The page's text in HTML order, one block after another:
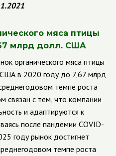
мяса птицы
млрд долл. США
органического мяса птицы
в 2020 году до 7,67 млрд
темпе роста
связан с тем, что компании
и адаптируются к
после пандемии COVID-
году рынок достигнет
темпе роста